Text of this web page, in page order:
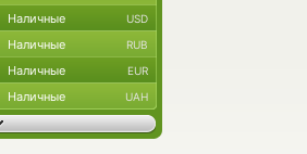
Наличные USD
Наличные RUB
Наличные EUR
Наличные UAH